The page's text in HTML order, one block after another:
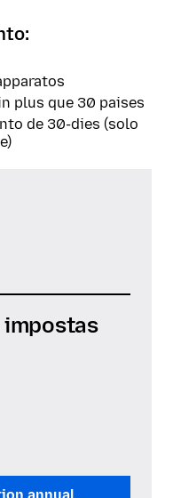
plus que 30 paises
de 30-dies (solo
impostas